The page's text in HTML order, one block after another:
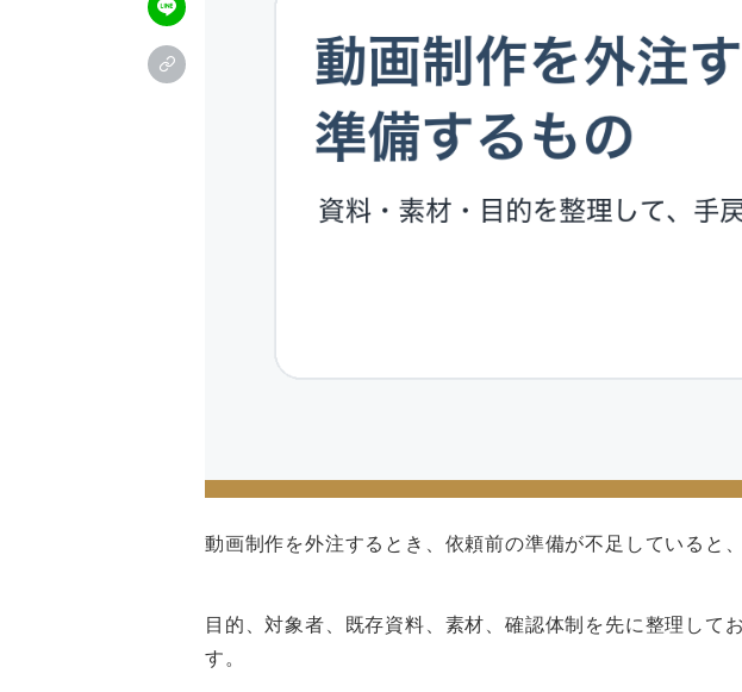
動画制作を外注するとき、依頼前の準備が不足していると
目的、対象者、既存資料、素材、確認体制を先に整理して
す。